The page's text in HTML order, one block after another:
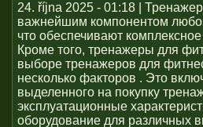
24. října 2025 - 01:18 |
важнейшим компонентом
что обеспечивают
Кроме того, тренажеры для
выборе тренажеров для
несколько факторов . Это
выделенного на покупку
эксплуатационные
оборудование для различных